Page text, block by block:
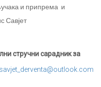
и припрема и
Савјет
стручни сарадник за